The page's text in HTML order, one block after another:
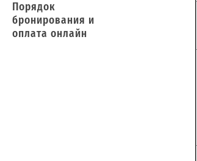
Порядок
бронирования и
оплата онлайн